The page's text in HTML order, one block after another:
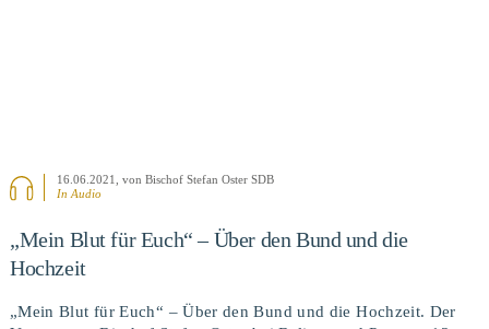
16.06.2021
, von Bischof Stefan Oster SDB
In Audio
„Mein Blut für Euch“ – Über den Bund und die
Hochzeit
„Mein Blut für Euch“ – Über den Bund und die Hochzeit. Der